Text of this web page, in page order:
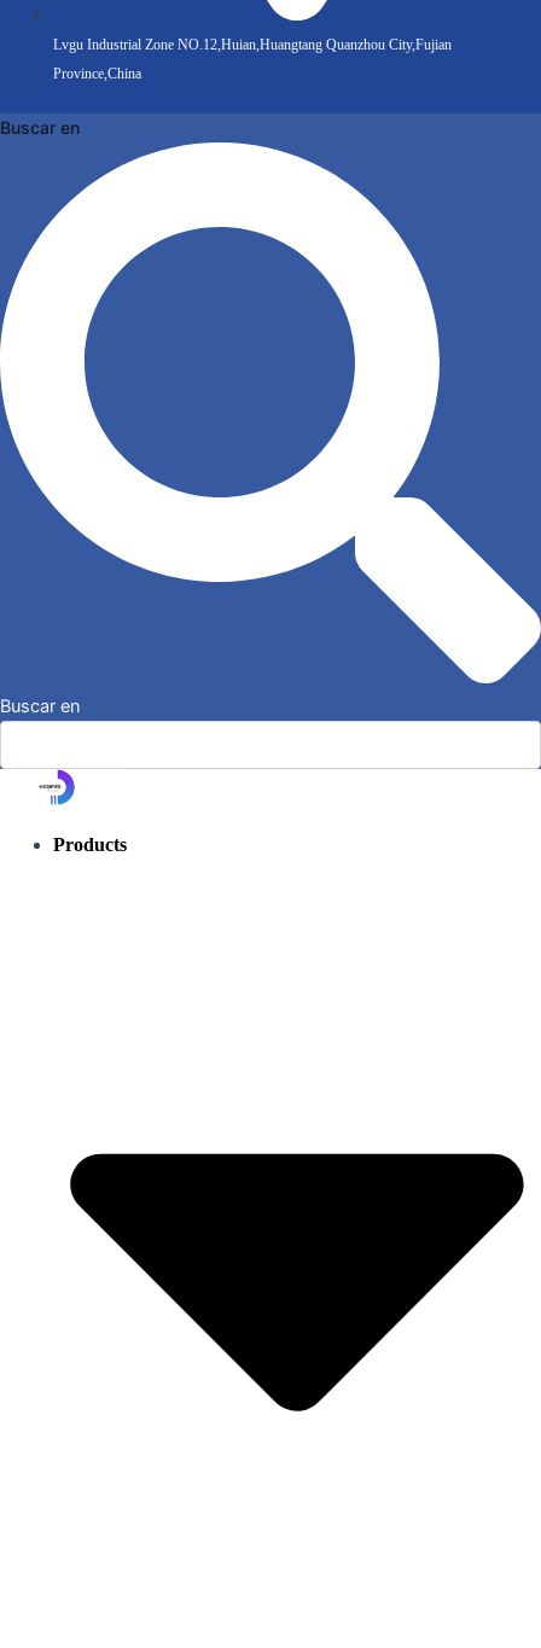
Lvgu Industrial Zone NO.12,Huian,Huangtang Quanzhou City,Fujian
Province,China
Buscar en
Buscar en
Products